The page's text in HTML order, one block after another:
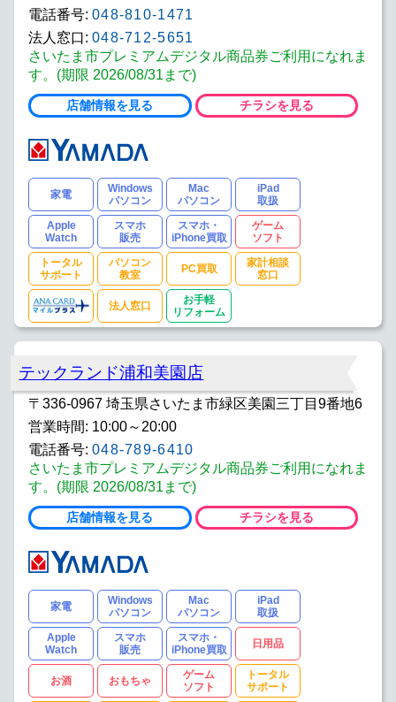
電話番号: 048-810-1471
法人窓口: 048-712-5651
さいたま市プレミアムデジタル商品券ご利用になれま
す。(期限 2026/08/31まで)
店舗情報を見る チラシを見る
家電
Windows
パソコン
Mac
パソコン
iPad
取扱
Apple
Watch
スマホ
販売
スマホ・
iPhone買取
ゲーム
ソフト
トータル
サポート
パソコン
教室
PC買取
家計相談
窓口
法人窓口
お手軽
リフォーム
テックランド浦和美園店
〒336-0967 埼玉県さいたま市緑区美園三丁目9番地6
営業時間: 10:00～20:00
電話番号: 048-789-6410
さいたま市プレミアムデジタル商品券ご利用になれま
す。(期限 2026/08/31まで)
店舗情報を見る チラシを見る
家電
Windows
パソコン
Mac
パソコン
iPad
取扱
Apple
Watch
スマホ
販売
スマホ・
iPhone買取
日用品
お酒 おもちゃ
ゲーム
ソフト
トータル
サポート